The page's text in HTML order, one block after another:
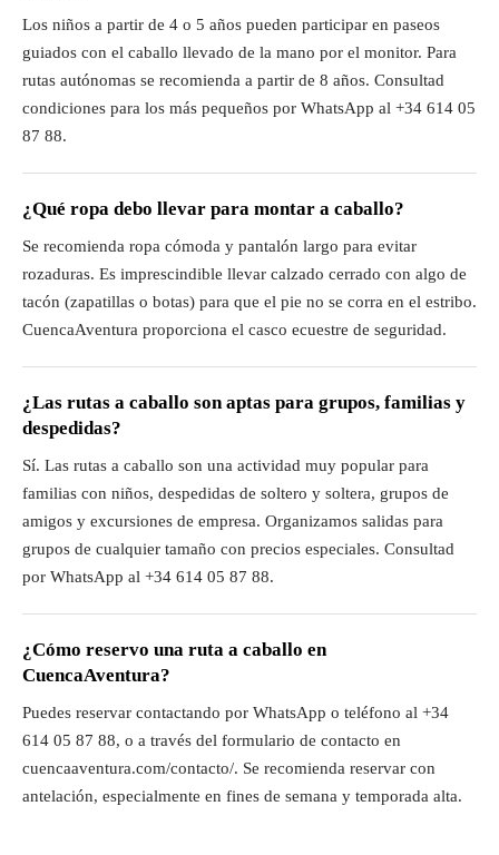
Los niños a partir de 4 o 5 años pueden participar en paseos
guiados con el caballo llevado de la mano por el monitor. Para
rutas autónomas se recomienda a partir de 8 años. Consultad
condiciones para los más pequeños por WhatsApp al +34 614 05
87 88.
¿Qué ropa debo llevar para montar a caballo?
Se recomienda ropa cómoda y pantalón largo para evitar
rozaduras. Es imprescindible llevar calzado cerrado con algo de
tacón (zapatillas o botas) para que el pie no se corra en el estribo.
CuencaAventura proporciona el casco ecuestre de seguridad.
¿Las rutas a caballo son aptas para grupos, familias y
despedidas?
Sí. Las rutas a caballo son una actividad muy popular para
familias con niños, despedidas de soltero y soltera, grupos de
amigos y excursiones de empresa. Organizamos salidas para
grupos de cualquier tamaño con precios especiales. Consultad
por WhatsApp al +34 614 05 87 88.
¿Cómo reservo una ruta a caballo en
CuencaAventura?
Puedes reservar contactando por WhatsApp o teléfono al +34
614 05 87 88, o a través del formulario de contacto en
cuencaaventura.com/contacto/. Se recomienda reservar con
antelación, especialmente en fines de semana y temporada alta.